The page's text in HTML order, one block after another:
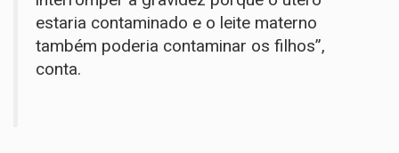
estaria contaminado e o leite materno
também poderia contaminar os filhos”,
conta.